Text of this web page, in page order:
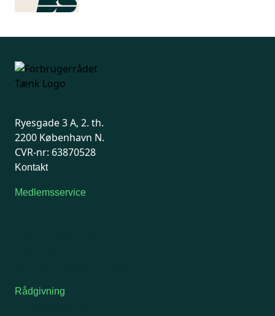
Ryesgade 3 A, 2. th.
2200 København N.
CVR-nr: 63870528
Kontakt
Medlemsservice
Rådgivning